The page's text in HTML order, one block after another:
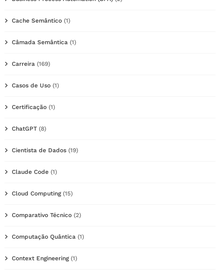
Cache Semântico (1)
Câmada Semântica (1)
Carreira (169)
Casos de Uso (1)
Certificação (1)
ChatGPT (8)
Cientista de Dados (19)
Claude Code (1)
Cloud Computing(15)
Comparativo Técnico (2)
Computação Quântica (1)
Context Engineering(1)